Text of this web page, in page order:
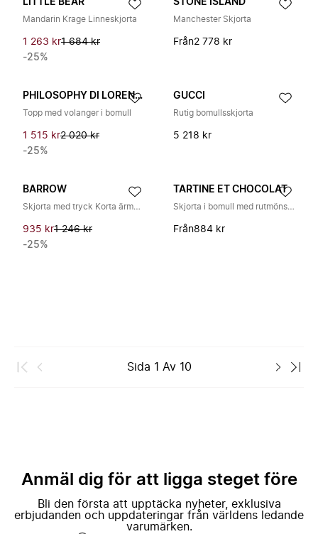
LITTLE BEAR
Mandarin Krage Linneskjorta
1 263 kr1 684 kr
-25%
STONE ISLAND
Manchester Skjorta
Från2 778 kr
PHILOSOPHY DI LORENZO SERAFINI
Topp med volanger i bomull
1 515 kr2 020 kr
-25%
GUCCI
Rutig bomullsskjorta
5 218 kr
BARROW
Skjorta med tryck Korta ärmar Bröstficka
935 kr1 246 kr
-25%
TARTINE ET CHOCOLAT
Skjorta i bomull med rutmönster
Från884 kr
Sida 1 Av 10
Anmäl dig för att ligga steget före
Bli den första att upptäcka nyheter, exklusiva
erbjudanden och uppdateringar från världens ledande
varumärken.